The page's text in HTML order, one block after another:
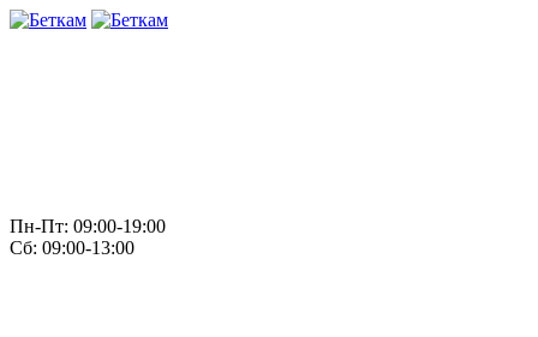
Пн-Пт: 09:00-19:00
Сб: 09:00-13:00